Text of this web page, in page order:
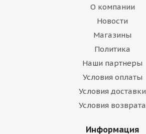
О компании
Новости
Магазины
Политика
Наши партнеры
Условия оплаты
Условия доставки
Условия возврата
Информация